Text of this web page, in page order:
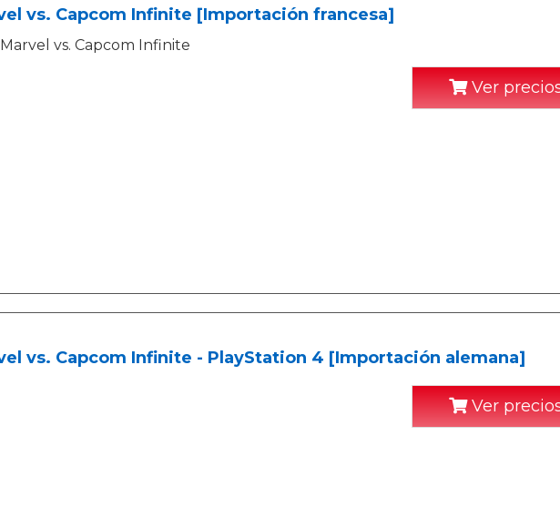
vs. Capcom Infinite [Importación francesa]
Marvel vs. Capcom Infinite
Ver
vs. Capcom Infinite - PlayStation 4 [Importación alemana]
Ver